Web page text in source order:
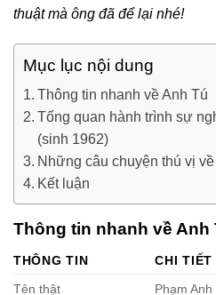
thuật mà ông đã để lại nhé!
Mục lục nội dung
Thông tin nhanh về Anh Tú
Tổng quan hành trình sự
(sinh 1962)
Những câu chuyện thú vị
Kết luận
Thông tin nhanh về Anh
THÔNG TIN
CHI TIẾT
Tên thật
Phạm Anh